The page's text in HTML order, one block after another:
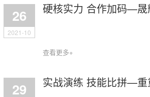
26
2021-10
硬核实力 合作加码—
查看更多+
29 实战演练 技能比拼—